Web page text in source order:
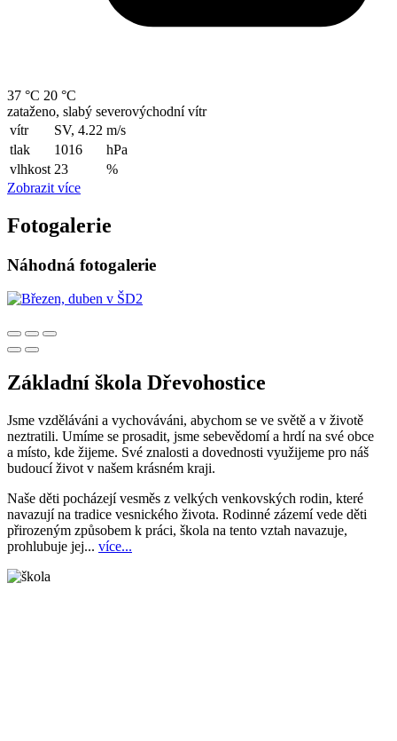
37 °C 20 °C
zataženo, slabý severovýchodní vítr
vítr
SV, 4.22 m/s
tlak
1016
hPa
vlhkost 23
%
Zobrazit více
Fotogalerie
Náhodná fotogalerie
Základní škola Dřevohostice
Jsme vzděláváni a vychováváni, abychom se ve světě a v životě
neztratili. Umíme se prosadit, jsme sebevědomí a hrdí na své obce
a místo, kde žijeme. Své znalosti a dovednosti využijeme pro náš
budoucí život v našem krásném kraji.
Naše děti pocházejí vesměs z velkých venkovských rodin, které
navazují na tradice vesnického života. Rodinné zázemí vede děti
přirozeným způsobem k práci, škola na tento vztah navazuje,
prohlubuje jej... více...